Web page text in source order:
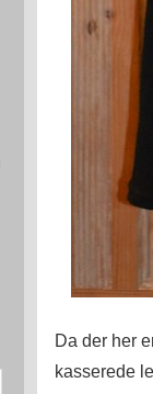
Da der her
kasserede